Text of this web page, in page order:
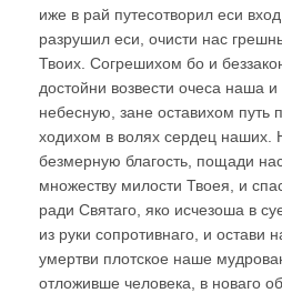
иже в рай путесотворил еси
разрушил еси, очисти нас
Твоих. Согрешихом бо и
достойни возвести очеса наша и
небесную, зане оставихом путь
ходихом в волях сердец
безмерную благость, пощади
множеству милости Твоея, и
ради Святаго, яко исчезоша в
из руки сопротивнаго, и остави
умертви плотское наше
отложивше человека, в новаго